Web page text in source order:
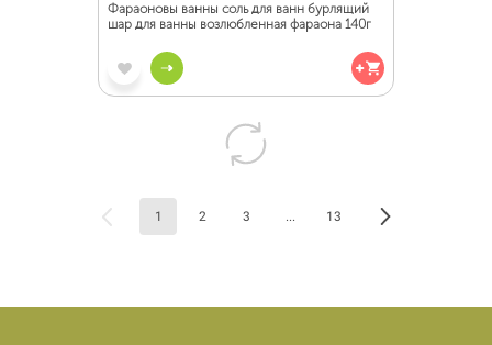
Фараоновы ванны соль для ванн бурлящий
шар для ванны возлюбленная фараона 140г
1 2 3 ... 13